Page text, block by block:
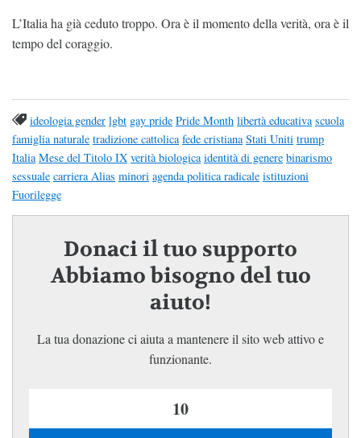
L’Italia ha già ceduto troppo. Ora è il momento della verità, ora è il
tempo del coraggio.
ideologia gender lgbt gay pride Pride Month libertà educativa scuola
famiglia naturale tradizione cattolica fede cristiana Stati Uniti trump
Italia Mese del Titolo IX verità biologica identità di genere binarismo
sessuale carriera Alias minori agenda politica radicale istituzioni
Fuorilegge
Donaci il tuo supporto
Abbiamo bisogno del tuo
aiuto!
La tua donazione ci aiuta a mantenere il sito web attivo e
funzionante.